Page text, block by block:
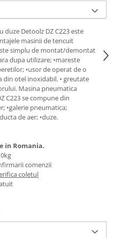
Detoolz DZ C223 este
masinii de tencuit
simplu de montat/demontat
dupa utilizare; •mareste
•usor de operat de o
din otel inoxidabil. • greutate
Masina pneumatica
C223 se compune din
•galerie pneumatica;
de aer; •duze.
in Romania.
comenzii
coletul